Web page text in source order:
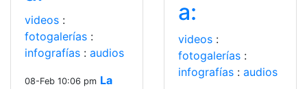
videos :
fotogalerías :
infografías : audios
08-Feb 10:06 pm La
a:
videos :
fotogalerías :
infografías : audios